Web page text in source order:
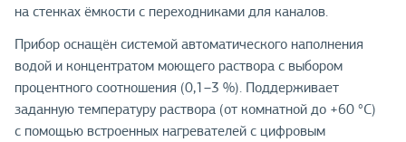
на стенках ёмкости с переходниками для каналов.
Прибор оснащён системой автоматического наполнения
водой и концентратом моющего раствора с выбором
процентного соотношения (0,1–3 %). Поддерживает
заданную температуру раствора (от комнатной до +60 °С)
с помощью встроенных нагревателей с цифровым